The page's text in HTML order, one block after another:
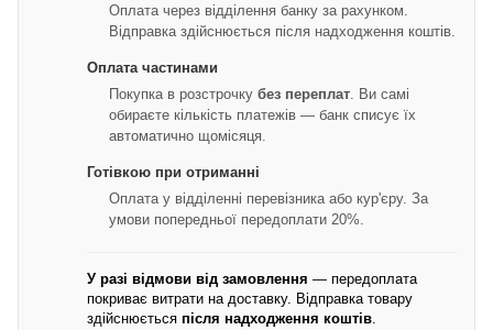
Оплата через відділення банку за рахунком.
Відправка здійснюється після надходження коштів.
Оплата частинами
Покупка в розстрочку без переплат . Ви самі
обираєте кількість платежів — банк списує їх
автоматично щомісяця.
Готівкою при отриманні
Оплата у відділенні перевізника або кур'єру. За
умови попередньої передоплати 20%.
У разі відмови від замовлення — передоплата
покриває витрати на доставку. Відправка товару
здійснюється після надходження коштів